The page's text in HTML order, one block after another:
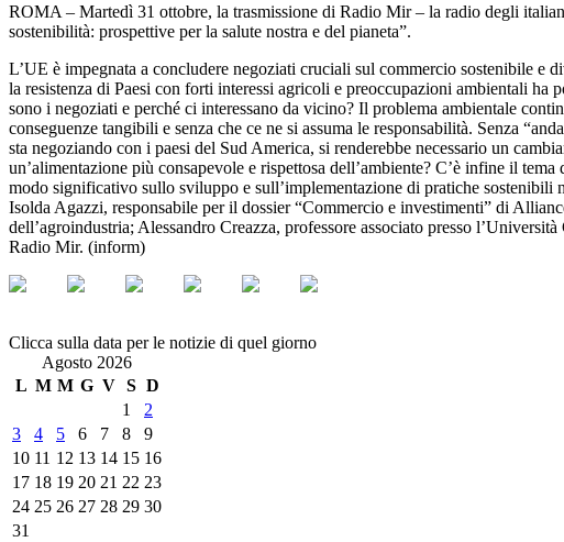
ROMA – Martedì 31 ottobre, la trasmissione di Radio Mir – la radio degli
sostenibilità: prospettive per la salute nostra e del pianeta”.
L’UE è impegnata a concludere negoziati cruciali sul commercio sostenibile e
la resistenza di Paesi con forti interessi agricoli e preoccupazioni ambientali
sono i negoziati e perché ci interessano da vicino? Il problema ambientale
conseguenze tangibili e senza che ce ne si assuma le responsabilità. Senza
sta negoziando con i paesi del Sud America, si renderebbe necessario un
un’alimentazione più consapevole e rispettosa dell’ambiente? C’è infine il
modo significativo sullo sviluppo e sull’implementazione di pratiche
Isolda Agazzi, responsabile per il dossier “Commercio e investimenti” di
dell’agroindustria; Alessandro Creazza, professore associato presso
Radio Mir. (inform)
Clicca sulla data per le notizie di quel giorno
Agosto 2026
L M M G V S D
1
2
3
4 5 6 7 8
9
10 11 12 13 14 15 16
17 18 19 20 21 22 23
24 25 26 27 28 29 30
31